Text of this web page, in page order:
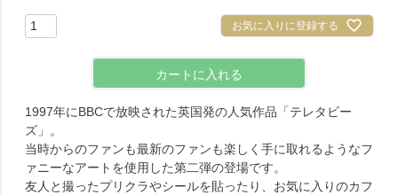
お気に入りに登録する
カートに入れる
1997年にBBCで放映された英国発の人気作品「テレタビー
ズ」。
当時からのファンも最新のファンも楽しく手に取れるようなフ
ァニーなアートを使用した第二弾の登場です。
友人と撮ったプリクラやシールを貼ったり、お気に入りのカフ